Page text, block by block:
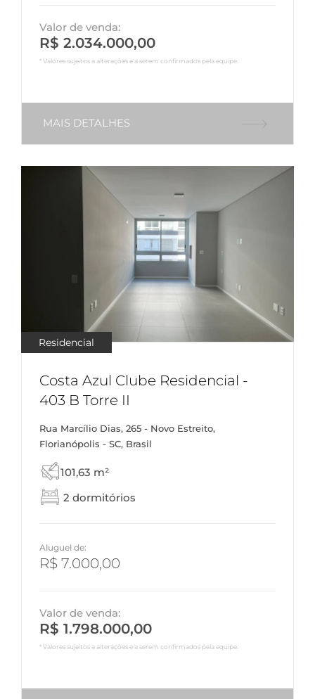
Valor de venda:
R$ 2.034.000,00
* Valores sujeitos a alterações e a serem confirmados pela equipe.
MAIS DETALHES
Residencial
Costa Azul Clube Residencial -
403 B Torre II
Rua Marcílio Dias, 265 - Novo Estreito,
Florianópolis - SC, Brasil
101,63 m²
2 dormitórios
Aluguel de:
R$ 7.000,00
Valor de venda:
R$ 1.798.000,00
* Valores sujeitos a alterações e a serem confirmados pela equipe.